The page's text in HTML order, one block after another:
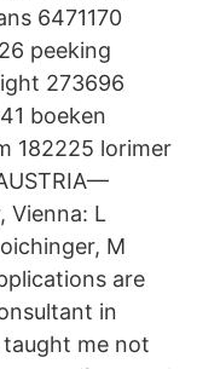
6471170
peeking
273696
boeken
182225 lorimer
Vienna: L
M
are
in
taught me not